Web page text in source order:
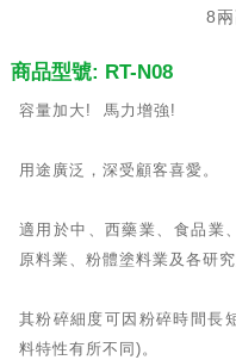
8
商品型號: RT-N08
容量加大! 馬力增強!
用途廣泛，深受顧客喜愛。
適用於中、西藥業、食品業
原料業、粉體塗料業及各研究
其粉碎細度可因粉碎時間長
料特性有所不同)。